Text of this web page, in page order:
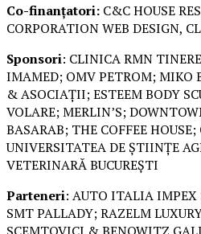
Co-finanțatori: C&C HOUSE
CORPORATION WEB DESIGN,
Sponsori: CLINICA RMN
IMAMED; OMV PETROM; MIKO
& ASOCIAȚII; ESTEEM BODY
VOLARE; MERLIN’S;
BASARAB; THE COFFEE
UNIVERSITATEA DE ȘTIINȚE
VETERINARĂ BUCUREȘTI
Parteneri: AUTO ITALIA IMPEX
SMT PALLADY; RAZELM
SCEMTOVICI & BENOWITZ